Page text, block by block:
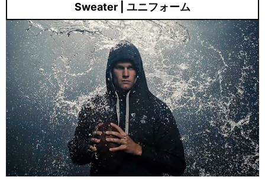
Sweater | ユニフォーム